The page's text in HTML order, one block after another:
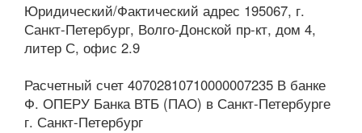
Юридический/Фактический адрес 195067, г.
Санкт-Петербург, Волго-Донской пр-кт, дом 4,
литер С, офис 2.9
Расчетный счет 40702810710000007235 В банке
Ф. ОПЕРУ Банка ВТБ (ПАО) в Санкт-Петербурге
г. Санкт-Петербург